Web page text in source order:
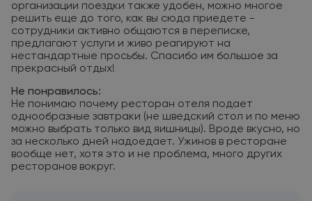
организации поездки также удобен, можно многое
решить еще до того, как вы сюда приедете -
сотрудники активно общаются в переписке,
предлагают услуги и живо реагируют на
нестандартные просьбы. Спасибо им большое за
прекрасный отдых!
Не понравилось:
Не понимаю почему ресторан отеля подает
однообразные завтраки (не шведский стол и по меню
можно выбрать только вид яишницы). Вроде вкусно, но
за несколько дней надоедает. Ужинов в ресторане
вообще нет, хотя это и не проблема, много других
ресторанов вокруг.